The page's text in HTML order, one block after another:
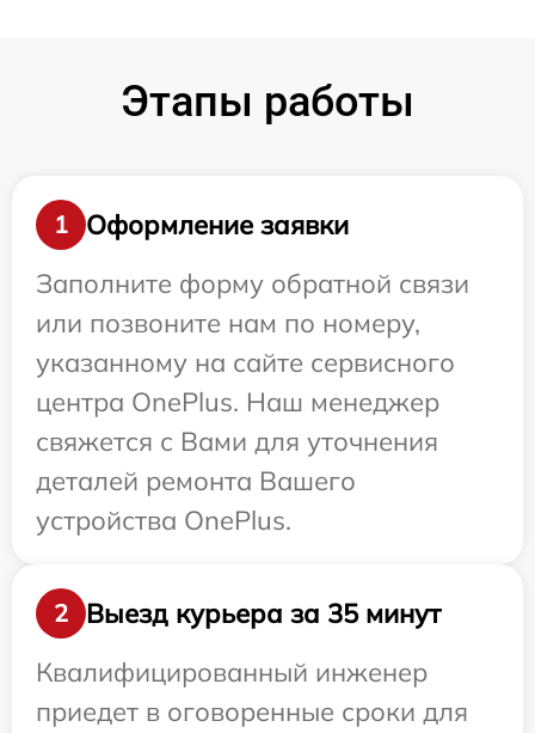
Этапы работы
1
Оформление заявки
Заполните форму обратной связи
или позвоните нам по номеру,
указанному на сайте сервисного
центра OnePlus. Наш менеджер
свяжется с Вами для уточнения
деталей ремонта Вашего
устройства OnePlus.
2
Выезд курьера за 35 минут
Квалифицированный инженер
приедет в оговоренные сроки для